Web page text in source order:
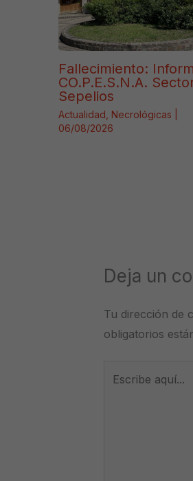
Fallecimiento:
CO.P.E.S.N.A.
Sepelios
Actualidad Necrológicas
06/08/2026
Deja un
Tu dirección de
obligatorios